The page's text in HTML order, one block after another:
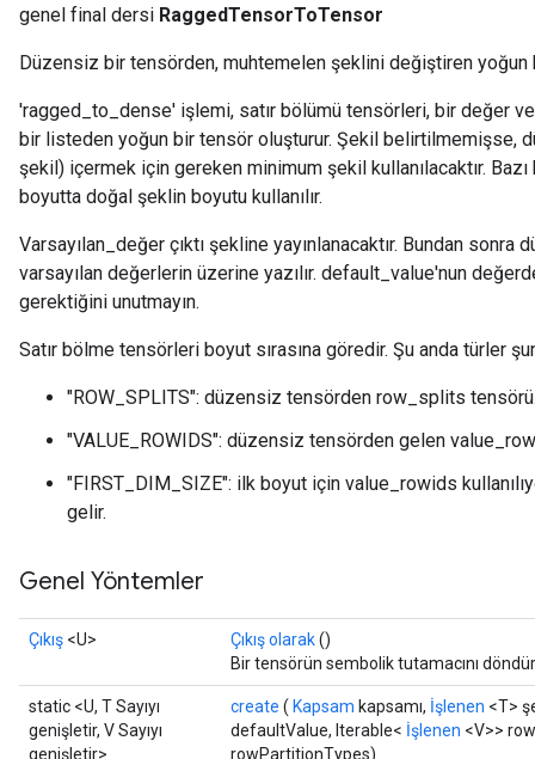
genel final dersi RaggedTensorToTensor
Düzensiz bir tensörden, muhtemelen şeklini değiştiren yoğun
'ragged_to_dense' işlemi, satır bölümü tensörleri, bir değer
bir listeden yoğun bir tensör oluşturur. Şekil belirtilmemişse,
şekil) içermek için gereken minimum şekil kullanılacaktır.
boyutta doğal şeklin boyutu kullanılır.
Varsayılan_değer çıktı şekline yayınlanacaktır. Bundan
varsayılan değerlerin üzerine yazılır. default_value'nun
gerektiğini unutmayın.
Satır bölme tensörleri boyut sırasına göredir. Şu anda türler
"ROW_SPLITS": düzensiz tensörden row_splits
"VALUE_ROWIDS": düzensiz tensörden gelen
"FIRST_DIM_SIZE": ilk boyut için value_rowids
gelir.
Genel Yöntemler
Çıkış <U> Çıkış olarak()
Bir tensörün sembolik tutamacını
static <U, T Sayıyı
genişletir, V Sayıyı
genişletir>
create ( Kapsam kapsamı, İşlenen <T>
defaultValue, Iterable< İşlenen <V>>
rowPartitionTypes)